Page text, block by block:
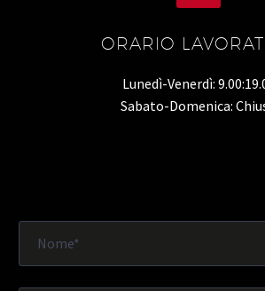
ORARIO
Lunedì-Venerdì:
Sabato-Domenica: